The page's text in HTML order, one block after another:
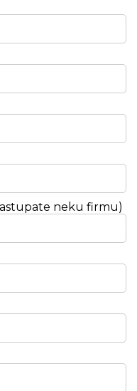
neku firmu)